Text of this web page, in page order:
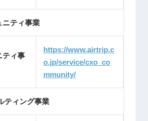
ティ事業
ティ事
https://www.airtrip.c
o.jp/service/cxo_co
mmunity/
ティング事業